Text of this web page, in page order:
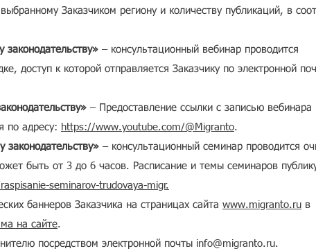
Заказчиком региону и количеству публикаций, в
законодательству» – консультационный вебинар проводится
доступ к которой отправляется Заказчику по электронной
– Предоставление ссылки с записью вебинара
по адресу: https://www.youtube.com/@Migranto.
законодательству» – консультационный семинар проводится
быть от 3 до 6 часов. Расписание и темы семинаров
seminarov-trudovaya-migr.
баннеров Заказчика на страницах сайта www.migranto.ru в
на сайте.
посредством электронной почты info@migranto.ru.